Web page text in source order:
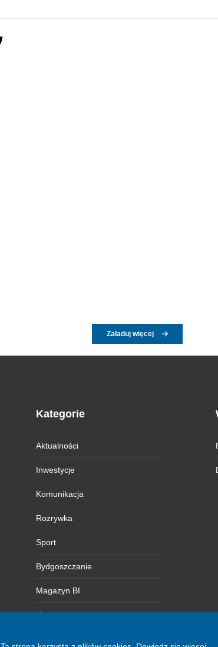
Załaduj więcej
Kategorie
Aktualności
Inwestycje
Komunikacja
Rozrywka
Sport
Bydgoszczanie
Magazyn BI
Kontakt